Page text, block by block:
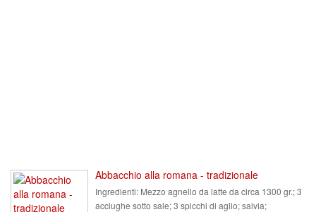
Abbacchio alla romana - tradizionale
Ingredienti: Mezzo agnello da latte da circa 1300 gr.; 3
acciughe sotto sale; 3 spicchi di aglio; salvia;